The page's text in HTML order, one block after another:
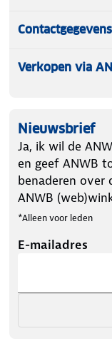
Contactgegevens
Verkopen via
Nieuwsbrief
Ja, ik wil de
en geef ANWB
benaderen over
ANWB
*Alleen voor leden
E-mailadres